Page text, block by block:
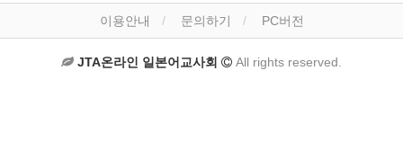
이용안내 문의하기 PC버전
JTA온라인 일본어교사회 All rights reserved.